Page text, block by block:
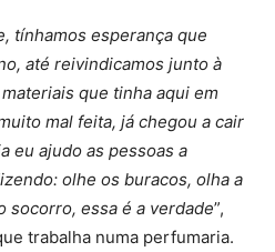
tínhamos esperança que
até reivindicamos junto à
que tinha aqui em
mal feita, já chegou a cair
eu ajudo as pessoas a
olhe os buracos, olha a
socorro, essa é a verdade”,
trabalha numa perfumaria.